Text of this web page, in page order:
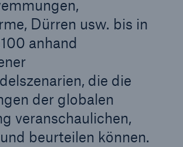
Dürren usw. bis in
anhand
die die
der globalen
veranschaulichen,
beurteilen können.